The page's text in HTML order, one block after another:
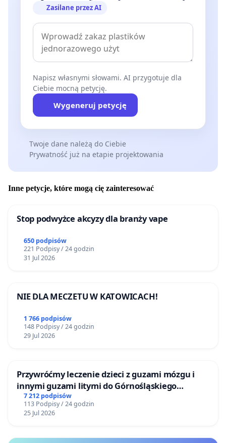
Zasilane przez AI
Napisz własnymi słowami. AI przygotuje dla
Ciebie mocną petycję.
Wygeneruj petycję
Twoje dane należą do Ciebie
Prywatność już na etapie projektowania
Inne petycje, które mogą cię zainteresować
Stop podwyżce akcyzy dla branży vape
650 podpisów
221 Podpisy / 24 godzin
31 Jul 2026
NIE DLA MECZETU W KATOWICACH!
1 766 podpisów
148 Podpisy / 24 godzin
29 Jul 2026
Przywróćmy leczenie dzieci z guzami mózgu i
innymi guzami litymi do Górnośląskiego
Centrum Zdrowia Dziecka w Katowicach
7 212 podpisów
113 Podpisy / 24 godzin
25 Jul 2026